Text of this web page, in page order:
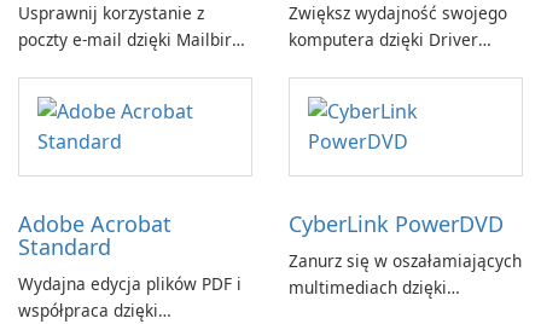
Usprawnij korzystanie z
poczty e-mail dzięki Mailbird
Zwiększ wydajność swojego
komputera dzięki Driver
Adobe Acrobat
Standard
Wydajna edycja plików PDF i
współpraca dzięki
CyberLink PowerDVD
Zanurz się w oszałamiających
multimediach dzięki